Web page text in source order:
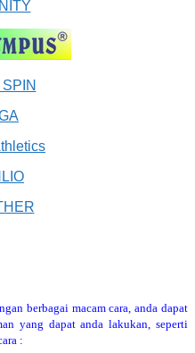
berbagai macam cara, anda dapat
yang dapat anda lakukan, seperti
: